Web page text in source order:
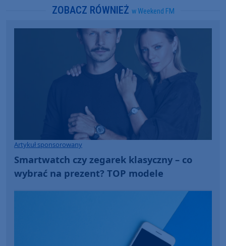
ZOBACZ RÓWNIEŻ w Weekend FM
Artykuł sponsorowany
Smartwatch czy zegarek klasyczny – co
wybrać na prezent? TOP modele